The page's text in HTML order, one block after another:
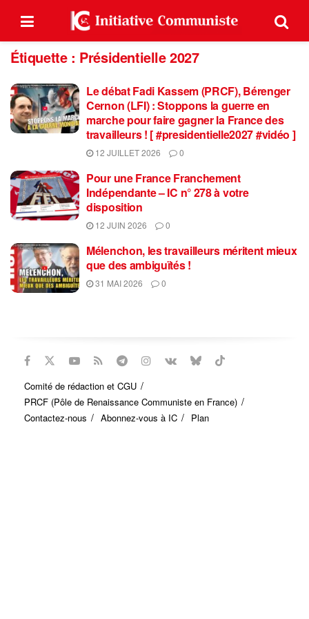
Étiquette : Présidentielle 2027
Le débat Fadi Kassem (PRCF), Bérenger
Cernon (LFI) : Stoppons la guerre en
marche pour faire gagner la France des
travailleurs ! [ #presidentielle2027 #vidéo ]
12 JUILLET 2026 0
Pour une France Franchement
Indépendante – IC n° 278 à votre
disposition
12 JUIN 2026 0
Mélenchon, les travailleurs méritent mieux
que des ambiguïtés !
31 MAI 2026 0
Comité de rédaction et CGU
PRCF (Pôle de Renaissance Communiste en France)
Contactez-nous
Abonnez-vous à IC Plan